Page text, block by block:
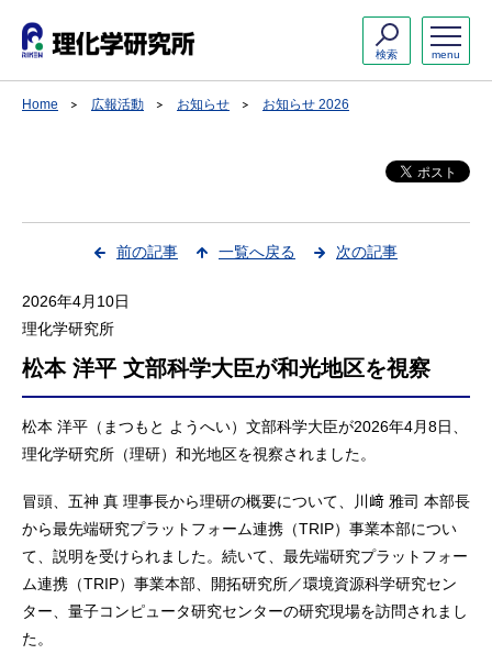
menu
検索
Home 広報活動 お知らせ お知らせ 2026
前の記事 一覧へ戻る 次の記事
2026年4月10日
理化学研究所
松本 洋平 文部科学大臣が和光地区を視察
松本 洋平（まつもと ようへい）文部科学大臣が2026年4月8日、
理化学研究所（理研）和光地区を視察されました。
冒頭、五神 真 理事長から理研の概要について、川﨑 雅司 本部長
から最先端研究プラットフォーム連携（TRIP）事業本部につい
て、説明を受けられました。続いて、最先端研究プラットフォー
ム連携（TRIP）事業本部、開拓研究所／環境資源科学研究セン
ター、量子コンピュータ研究センターの研究現場を訪問されまし
た。